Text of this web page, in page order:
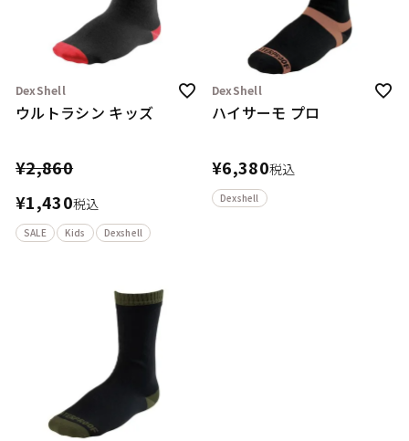
DexShell
ウルトラシン キッズ
¥2,860
¥1,430税込
SALE Kids Dexshell
DexShell
ハイサーモ プロ
¥6,380税込
Dexshell